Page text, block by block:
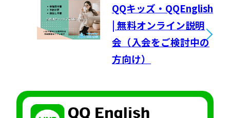
QQキッズ・QQEnglish
| 無料オンライン説明
会（入会をご検討中の
方向け）